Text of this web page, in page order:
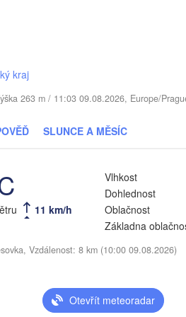
kraj
263 m / 11:03 09.08.2026, Europe/
SLUNCE A MĚSÍC
11 km/h
Vlhkost
Dohlednost
Oblačnost
Základna
Vzdálenost: 8 km (10:00 09.08.2026)
Otevřít meteoradar
(Minsk)
Vilnius
Бабруйск
(Babrujsk)
Баранавічы
(Baranavičy)
Салігорск
BĚLORUSKO
V